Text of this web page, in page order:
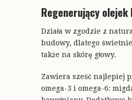
Regenerujący olejek
Działa w zgodzie z
budowy, dlatego świetnie
także na skórę głowy.
Zawiera sześć najlepiej
omega-3 i omega-6: